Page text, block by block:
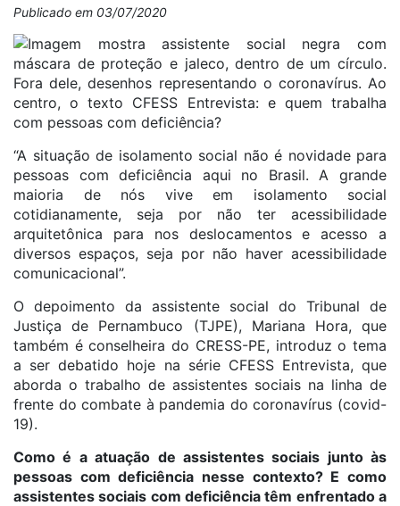
Publicado em 03/07/2020
“A situação de isolamento social não é novidade para
pessoas com deficiência aqui no Brasil. A grande
maioria de nós vive em isolamento social
cotidianamente, seja por não ter acessibilidade
arquitetônica para nos deslocamentos e acesso a
diversos espaços, seja por não haver acessibilidade
comunicacional”.
O depoimento da assistente social do Tribunal de
Justiça de Pernambuco (TJPE), Mariana Hora, que
também é conselheira do CRESS-PE, introduz o tema
a ser debatido hoje na série CFESS Entrevista, que
aborda o trabalho de assistentes sociais na linha de
frente do combate à pandemia do coronavírus (covid-
19).
Como é a atuação de assistentes sociais junto às
pessoas com deficiência nesse contexto? E como
assistentes sociais com deficiência têm enfrentado a